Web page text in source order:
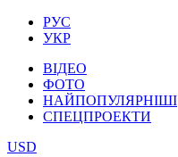
РУС
УКР
ВІДЕО
ФОТО
НАЙПОПУЛЯРНІШІ
СПЕЦПРОЕКТИ
USD